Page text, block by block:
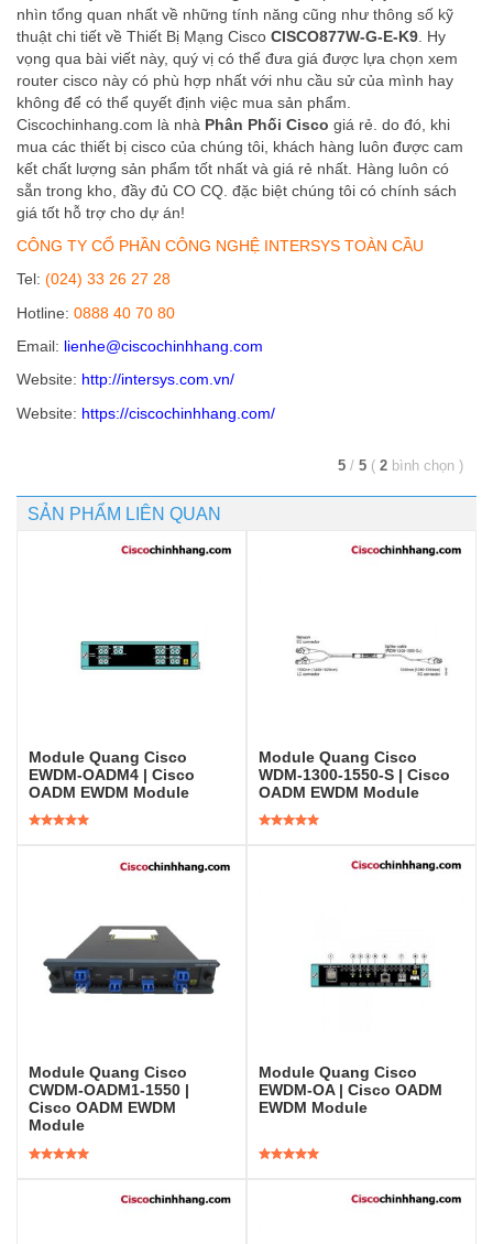
nhìn tổng quan nhất về những tính năng cũng như thông số kỹ
thuật chi tiết về Thiết Bị Mạng Cisco CISCO877W-G-E-K9 . Hy
vọng qua bài viết này, quý vị có thể đưa giá được lựa chọn xem
router cisco này có phù hợp nhất với nhu cầu sử của mình hay
không để có thể quyết định việc mua sản phẩm.
Ciscochinhang.com là nhà Phân Phối Cisco giá rẻ. do đó, khi
mua các thiết bị cisco của chúng tôi, khách hàng luôn được cam
kết chất lượng sản phẩm tốt nhất và giá rẻ nhất. Hàng luôn có
sẵn trong kho, đầy đủ CO CQ. đặc biệt chúng tôi có chính sách
giá tốt hỗ trợ cho dự án!
CÔNG TY CỔ PHẦN CÔNG NGHỆ INTERSYS TOÀN CẦU
Tel: (024) 33 26 27 28
Hotline: 0888 40 70 80
Email: lienhe@ciscochinhhang.com
Website: http://intersys.com.vn/
Website: https://ciscochinhhang.com/
5 / 5 ( 2 bình chọn )
SẢN PHẨM LIÊN QUAN
Module Quang Cisco
EWDM-OADM4 | Cisco
OADM EWDM Module
Module Quang Cisco
WDM-1300-1550-S | Cisco
OADM EWDM Module
Module Quang Cisco
CWDM-OADM1-1550 |
Cisco OADM EWDM
Module
Module Quang Cisco
EWDM-OA | Cisco OADM
EWDM Module